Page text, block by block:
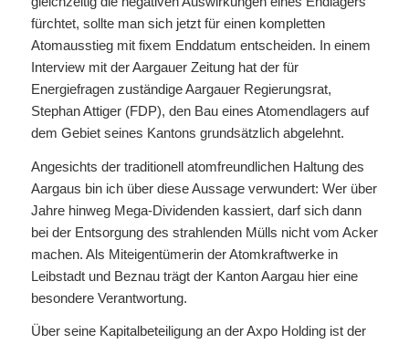
fürchtet, sollte man sich jetzt für einen kompletten
Atomausstieg mit fixem Enddatum entscheiden. In einem
Interview mit der Aargauer Zeitung hat der für
Energiefragen zuständige Aargauer Regierungsrat,
Stephan Attiger (FDP), den Bau eines Atomendlagers auf
dem Gebiet seines Kantons grundsätzlich abgelehnt.
Angesichts der traditionell atomfreundlichen Haltung des
Aargaus bin ich über diese Aussage verwundert: Wer über
Jahre hinweg Mega-Dividenden kassiert, darf sich dann
bei der Entsorgung des strahlenden Mülls nicht vom Acker
machen. Als Miteigentümerin der Atomkraftwerke in
Leibstadt und Beznau trägt der Kanton Aargau hier eine
besondere Verantwortung.
Über seine Kapitalbeteiligung an der Axpo Holding ist der